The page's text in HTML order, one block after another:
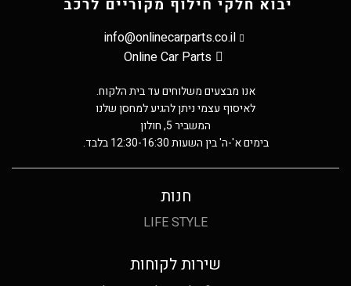
info@onlinecarparts.co.il
Online Car Parts
אנו מבצעים משלוחים עד בית הלקוח.
לאיסוף עצמי ניתן להגיע למחסן שלנו
המשביר 5, חולון
בימים א'-ה' בין השעות 12:30-16:30 בלבד.
חנות
LIFE STYLE
שירות לקוחות